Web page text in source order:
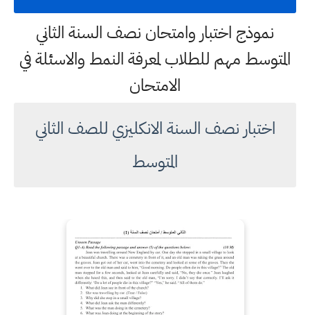
نموذج اختبار وامتحان نصف السنة الثاني
المتوسط مهم للطلاب لمعرفة النمط والاسئلة في
الامتحان
اختبار نصف السنة الانكليزي للصف الثاني
المتوسط